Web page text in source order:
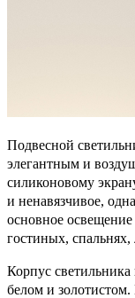
Подвесной
элегантным и
силиконовому
и ненавязчивое,
основное
гостиных,
Корпус
белом и